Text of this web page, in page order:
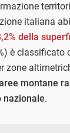
italiana
della
è classificato
zone
montane
nazionale.